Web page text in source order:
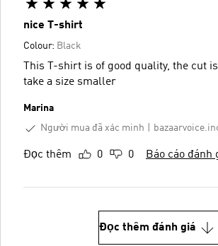
nice T-shirt
Colour: Black
This T-shirt is of good quality, the cut
take a size smaller
Marina
Người mua đã xác minh
Đọc thêm 0 0 Báo cáo đánh
Đọc thêm đánh giá